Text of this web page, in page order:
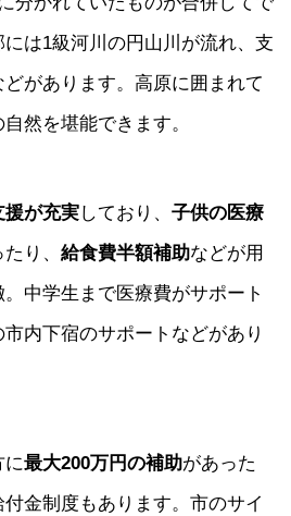
は1級河川の円山川が流れ、支
があります。高原に囲まれて
然を堪能できます。
援が充実しており、 子供の医療
り、 給食費半額補助などが用
中学生まで医療費がサポート
内下宿のサポートなどがあり
に最大200万円の補助があった
金制度もあります。市のサイ